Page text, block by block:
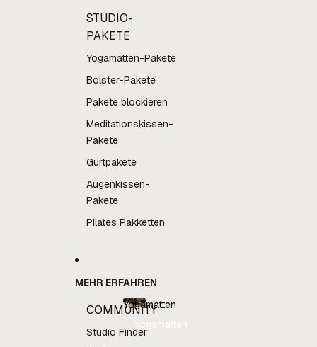
STUDIO-
PAKETE
Yogamatten-Pakete
Bolster-Pakete
Pakete blockieren
Meditationskissen-
Pakete
Gurtpakete
Augenkissen-
Pakete
Pilates Pakketten
MEHR ERFAHREN
COMMUNITY
Studio Finder
Yogamatten